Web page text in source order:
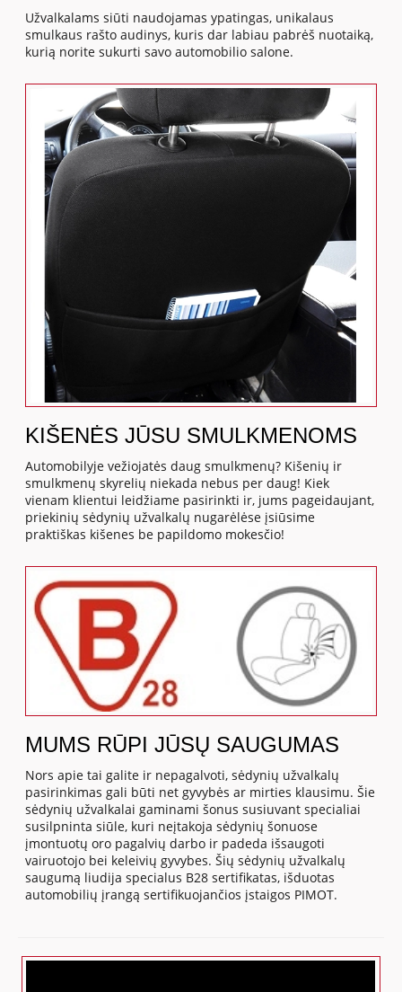
Užvalkalams siūti naudojamas ypatingas, unikalaus
smulkaus rašto audinys, kuris dar labiau pabrėš nuotaiką,
kurią norite sukurti savo automobilio salone.
KIŠENĖS JŪSU SMULKMENOMS
Automobilyje vežiojatės daug smulkmenų? Kišenių ir
smulkmenų skyrelių niekada nebus per daug! Kiek
vienam klientui leidžiame pasirinkti ir, jums pageidaujant,
priekinių sėdynių užvalkalų nugarėlėse įsiūsime
praktiškas kišenes be papildomo mokesčio!
MUMS RŪPI JŪSŲ SAUGUMAS
Nors apie tai galite ir nepagalvoti, sėdynių užvalkalų
pasirinkimas gali būti net gyvybės ar mirties klausimu. Šie
sėdynių užvalkalai gaminami šonus susiuvant specialiai
susilpninta siūle, kuri neįtakoja sėdynių šonuose
įmontuotų oro pagalvių darbo ir padeda išsaugoti
vairuotojo bei keleivių gyvybes. Šių sėdynių užvalkalų
saugumą liudija specialus B28 sertifikatas, išduotas
automobilių įrangą sertifikuojančios įstaigos PIMOT.